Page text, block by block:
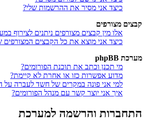
כיצד אני מסיר את ההרשמות שלי?
קבצים מצורפים
אלו מין קבצים מצורפים ניתנים לצירוף
כיצד אני מוצא את כל הקבצים המצורפים
מערכת phpBB
מי תכנן וכתב את תוכנת הפורומים?
מדוע אפשרות כזו או אחרת לא קיימת?
למי אני פונה במקרים של חשד לעברה על
איך אני יוצר קשר עם מנהל הפורומים?
התחברות והרשמה למערכת